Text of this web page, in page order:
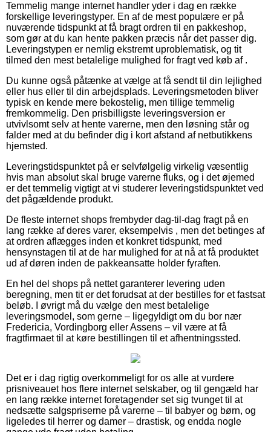
Temmelig mange internet handler yder i dag en række
forskellige leveringstyper. En af de mest populære er på
nuværende tidspunkt at få bragt ordren til en pakkeshop,
som gør at du kan hente pakken præcis når det passer dig.
Leveringstypen er nemlig ekstremt uproblematisk, og tit
tilmed den mest betalelige mulighed for fragt ved køb af .
Du kunne også påtænke at vælge at få sendt til din lejlighed
eller hus eller til din arbejdsplads. Leveringsmetoden bliver
typisk en kende mere bekostelig, men tillige temmelig
fremkommelig. Den prisbilligste leveringsversion er
utvivlsomt selv at hente varerne, men den løsning står og
falder med at du befinder dig i kort afstand af netbutikkens
hjemsted.
Leveringstidspunktet på er selvfølgelig virkelig væsentlig
hvis man absolut skal bruge varerne fluks, og i det øjemed
er det temmelig vigtigt at vi studerer leveringstidspunktet ved
det pågældende produkt.
De fleste internet shops frembyder dag-til-dag fragt på en
lang række af deres varer, eksempelvis , men det betinges af
at ordren aflægges inden et konkret tidspunkt, med
hensynstagen til at de har mulighed for at nå at få produktet
ud af døren inden de pakkeansatte holder fyraften.
En hel del shops på nettet garanterer levering uden
beregning, men tit er det forudsat at der bestilles for et fastsat
beløb. I øvrigt må du vælge den mest betalelige
leveringsmodel, som gerne – ligegyldigt om du bor nær
Fredericia, Vordingborg eller Assens – vil være at få
fragtfirmaet til at køre bestillingen til et afhentningssted.
Det er i dag rigtig overkommeligt for os alle at vurdere
prisniveauet hos flere internet selskaber, og til gengæld har
en lang række internet foretagender set sig tvunget til at
nedsætte salgspriserne på varerne – til babyer og børn, og
ligeledes til herrer og damer – drastisk, og endda nogle